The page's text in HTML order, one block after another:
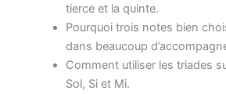
tierce et la quinte.
Pourquoi trois notes bien
dans beaucoup
Comment utiliser les triades
Sol, Si et Mi.